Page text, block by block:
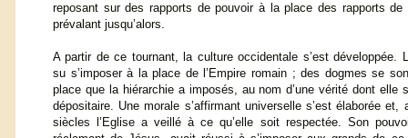
reposant sur des rapports de pouvoir à la place des rapports de
prévalant jusqu’alors.
A partir de ce tournant, la culture occidentale s’est développée.
su s’imposer à la place de l’Empire romain ; des dogmes se
place que la hiérarchie a imposés, au nom d’une vérité dont elle
dépositaire. Une morale s’affirmant universelle s’est élaborée et,
siècles l’Eglise a veillé à ce qu’elle soit respectée. Son